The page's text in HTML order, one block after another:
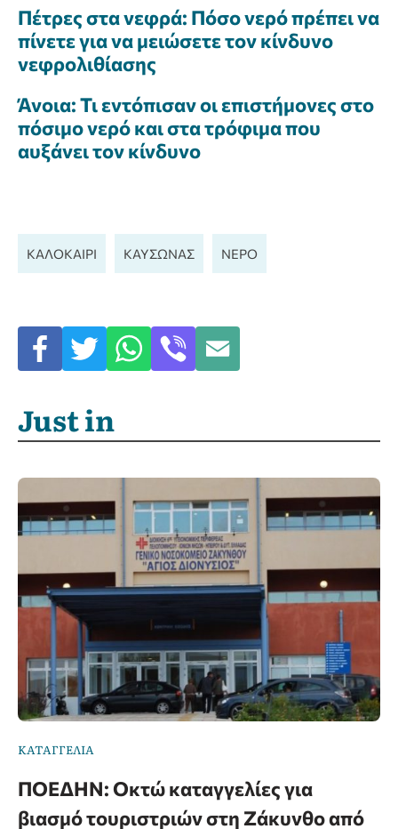
Πέτρες στα νεφρά: Πόσο νερό πρέπει να
πίνετε για να μειώσετε τον κίνδυνο
νεφρολιθίασης
Άνοια: Τι εντόπισαν οι επιστήμονες στο
πόσιμο νερό και στα τρόφιμα που
αυξάνει τον κίνδυνο
ΚΑΛΟΚΑΊΡΙ ΚΑΎΣΩΝΑΣ ΝΕΡΟ
Just in
ΚΑΤΑΓΓΕΛΙΑ
ΠΟΕΔΗΝ: Οκτώ καταγγελίες για
βιασμό τουριστριών στη Ζάκυνθο από